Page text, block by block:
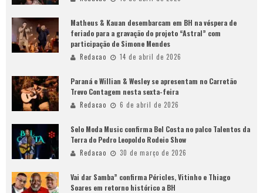
Matheus & Kauan desembarcam em BH na véspera de
feriado para a gravação do projeto “Astral” com
participação de Simone Mendes
Redacao 14 de abril de 2026
Paraná e Willian & Wesley se apresentam no Carretão
Trevo Contagem nesta sexta-feira
Redacao 6 de abril de 2026
Selo Moda Music confirma Bel Costa no palco Talentos da
Terra do Pedro Leopoldo Rodeio Show
Redacao 30 de março de 2026
Vai dar Samba” confirma Péricles, Vitinho e Thiago
Soares em retorno histórico a BH